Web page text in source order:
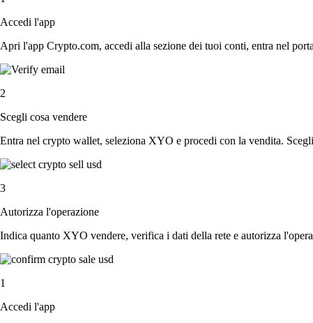
Accedi l'app
Apri l'app Crypto.com, accedi alla sezione dei tuoi conti, entra nel
2
Scegli cosa vendere
Entra nel crypto wallet, seleziona XYO e procedi con la vendita.
3
Autorizza l'operazione
Indica quanto XYO vendere, verifica i dati della rete e autorizza
1
Accedi l'app